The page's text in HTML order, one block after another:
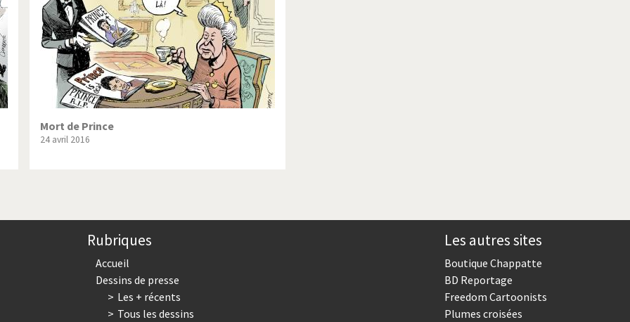
Mort de Prince
24 avril 2016
Rubriques
Accueil
Dessins de presse
Les + récents
Tous les dessins
Les autres sites
Boutique Chappatte
BD Reportage
Freedom Cartoonists
Plumes croisées